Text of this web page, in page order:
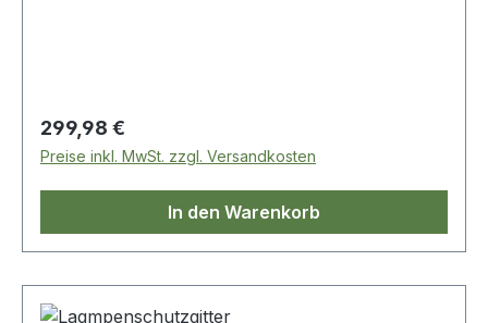
Regulärer Preis:
299,98 €
Preise inkl. MwSt. zzgl. Versandkosten
In den Warenkorb